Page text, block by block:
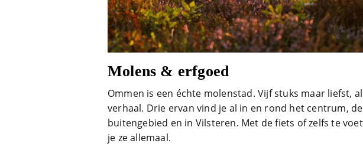
Molens & erfgoed
Ommen is een échte molenstad. Vijf stuks maar liefst,
verhaal. Drie ervan vind je al in en rond het centrum,
buitengebied en in Vilsteren. Met de fiets of zelfs te
je ze allemaal.